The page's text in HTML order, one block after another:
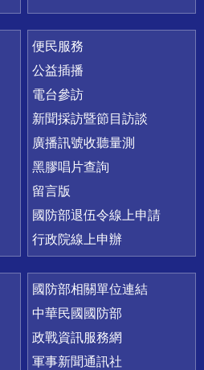
便民服務
公益插播
電台參訪
新聞採訪暨節目訪談
廣播訊號收聽量測
黑膠唱片查詢
留言版
國防部退伍令線上申請
行政院線上申辦
國防部相關單位連結
中華民國國防部
政戰資訊服務網
軍事新聞通訊社